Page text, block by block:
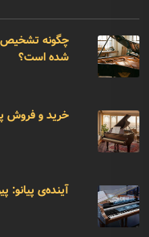
چگونه تشخیص
شده است؟
خرید و فروش
آینده‌ی پیانو: